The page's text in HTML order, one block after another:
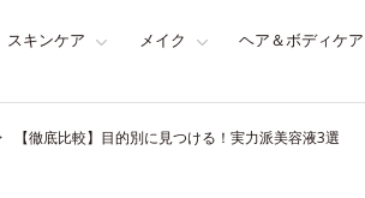
スキンケア メイク ヘア＆ボディケア
【徹底比較】目的別に見つける！実力派美容液3選